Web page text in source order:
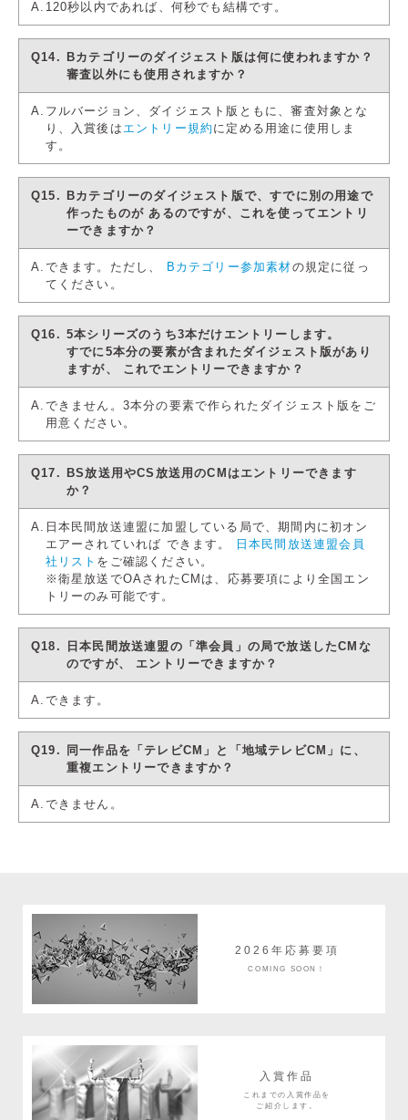
120秒以内であれば、何秒でも結構です。
Bカテゴリーのダイジェスト版は何に使われますか？
審査以外にも使用されますか？
フルバージョン、ダイジェスト版ともに、審査対象とな
り、入賞後は エントリー規約 に定める用途に使用しま
す。
Bカテゴリーのダイジェスト版で、すでに別の用途で
作ったものがあるのですが、これを使ってエントリ
ーできますか？
できます。ただし、 Bカテゴリー参加素材の規定に従っ
てください。
5本シリーズのうち3本だけエントリーします。
すでに5本分の要素が含まれたダイジェスト版があり
ますが、 これでエントリーできますか？
できません。3本分の要素で作られたダイジェスト版をご
用意ください。
BS放送用やCS放送用のCMはエントリーできます
か？
日本民間放送連盟に加盟している局で、期間内に初オン
エアーされていれば できます。
日本民間放送連盟会員
社リスト をご確認ください。
※衛星放送でOAされたCMは、応募要項により全国エン
トリーのみ可能です。
日本民間放送連盟の「準会員」の局で放送したCMな
のですが、 エントリーできますか？
できます。
同一作品を「テレビCM」と「地域テレビCM」に、
重複エントリーできますか？
できません。
2026年応募要項
COMING SOON！
入賞作品
これまでの入賞作品を
ご紹介します。